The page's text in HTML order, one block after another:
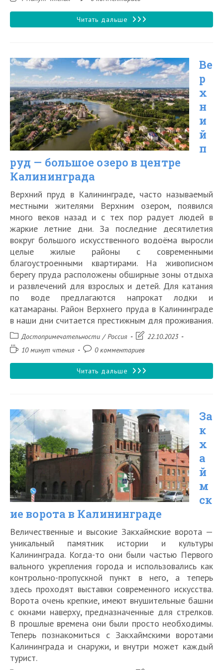
записи:
Читать дальше Танцующий
Куршской
косе
в
Калининградской
области
Ве
р
х
н
и
й
п
руд — большое озеро в центре
Калининграда
Верхний пруд в Калининграде, часто называемый
местными жителями Верхним озером, появился
много веков назад и с тех пор радует людей в
жаркие летние дни. За последние десятилетия
вокруг большого искусственного водоёма выросли
целые жилые районы с современными
благоустроенными квартирами. На живописном
берегу пруда расположены обширные зоны отдыха
и развлечений для взрослых и детей. Для катания
по воде предлагаются напрокат лодки и
катамараны. Район Верхнего пруда в Калининграде
в наши дни считается престижным для проживания.
Рубрика
записи:
Достопримечательности / Россия
Запись22.10.2023
Время10 минут чтения
Комментарии
записи:
0 комментариев
Читать дальше Верхний
большое
озеро
в
центре
Калининграда
За
к
х
а
й
м
ск
ие ворота в Калининграде
Величественные и высокие Закхаймские ворота —
уникальный памятник истории и культуры
Калининграда. Когда-то они были частью Первого
вального укрепления города и использовались как
контрольно-пропускной пункт в него, а теперь
здесь проходят выставки современного искусства.
Ворота очень крепкие, имеют внушительные башни
с окнами наверху, предназначенные для стрелков.
В прошлые времена они были просто необходимы.
Теперь познакомиться с Закхаймскими воротами
Калининграда и снаружи, и внутри может каждый
турист.